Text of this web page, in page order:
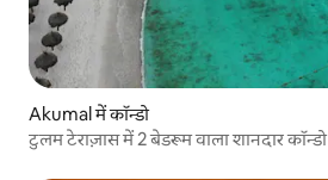
Akumal में कॉन्डो
टुलम टेराज़ास में 2 बेडरूम वाला शानदार कॉन्डो